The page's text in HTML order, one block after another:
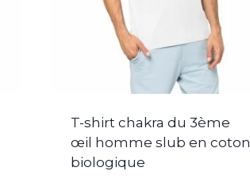
T-shirt chakra du 3ème
œil homme slub en coton
biologique